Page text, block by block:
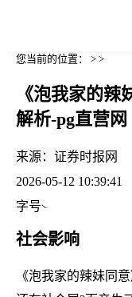
您当前的位置： > >
《泡我家的
解析-pg直营网
来源： 证券时报网
2026-05-12 10:39:41
字号
社会影响
《泡我家的辣妹同